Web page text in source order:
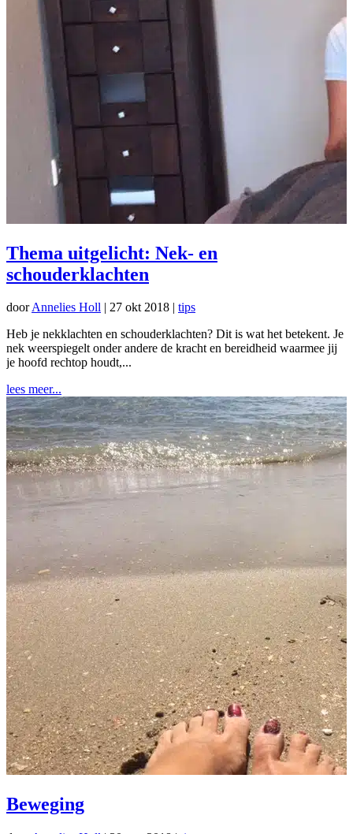
Thema uitgelicht: Nek- en
schouderklachten
doorAnnelies Holl | 27 okt 2018 | tips
Heb je nekklachten en schouderklachten? Dit is wat het betekent. Je
nek weerspiegelt onder andere de kracht en bereidheid waarmee jij
je hoofd rechtop houdt,...
lees meer...
Beweging